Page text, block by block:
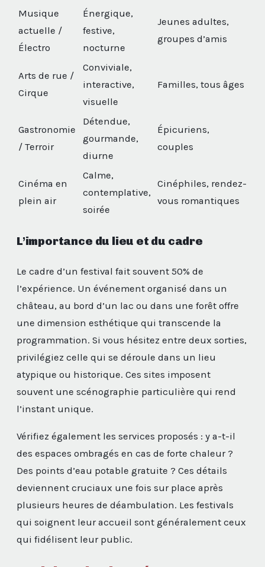
Musique
actuelle /
Électro
Énergique,
festive,
nocturne
Jeunes adultes,
groupes d’amis
Arts de rue /
Cirque
Conviviale,
interactive,
visuelle
Familles, tous âges
Gastronomie
/ Terroir
Détendue,
gourmande,
diurne
Épicuriens,
couples
Cinéma en
plein air
Calme,
contemplative,
soirée
Cinéphiles, rendez-
vous romantiques
L’importance du lieu et du cadre
Le cadre d’un festival fait souvent 50% de
l’expérience. Un événement organisé dans un
château, au bord d’un lac ou dans une forêt offre
une dimension esthétique qui transcende la
programmation. Si vous hésitez entre deux sorties,
privilégiez celle qui se déroule dans un lieu
atypique ou historique. Ces sites imposent
souvent une scénographie particulière qui rend
l’instant unique.
Vérifiez également les services proposés : y a-t-il
des espaces ombragés en cas de forte chaleur ?
Des points d’eau potable gratuite ? Ces détails
deviennent cruciaux une fois sur place après
plusieurs heures de déambulation. Les festivals
qui soignent leur accueil sont généralement ceux
qui fidélisent leur public.